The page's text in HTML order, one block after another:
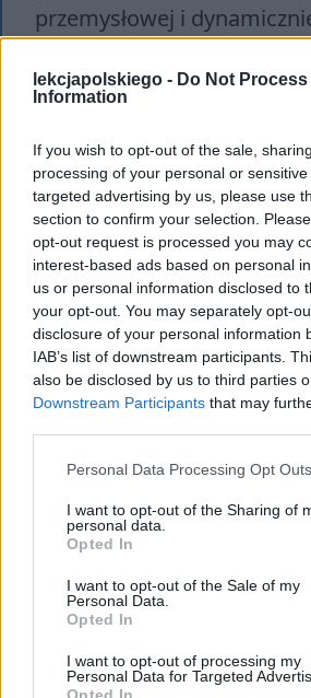
lekcjapolskiego - Do Not Process
Information
If you wish to opt-out of the sale,
processing of your personal or
targeted advertising by us, please use
section to confirm your selection.
opt-out request is processed you may
interest-based ads based on personal
us or personal information disclosed to
your opt-out. You may separately opt-
disclosure of your personal information
IAB’s list of downstream participants.
also be disclosed by us to third parties
Downstream Participants that may
Personal Data Processing Opt Outs
I want to opt-out of the Sharing of
personal data.
Opted In
I want to opt-out of the Sale of my
Personal Data.
Opted In
I want to opt-out of processing my
Personal Data for Targeted
przemysłowej i
pozostawała sobą,
toczył się swoim znanym
rytmem.
Tagi
Chłopi,Tango
Jakie znaczenie dla
przyroda? Omów
podstawie znanych Ci
Mickiewicza. W swojej
przemysłu, coraz częściej
beton, a na niebie widzimy
kominów fabrycznych. W